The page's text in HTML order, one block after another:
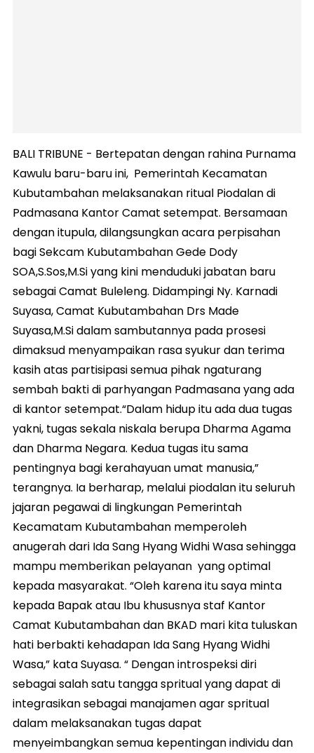
BALI TRIBUNE - Bertepatan dengan rahina Purnama
Kawulu baru-baru ini, Pemerintah Kecamatan
Kubutambahan melaksanakan ritual Piodalan di
Padmasana Kantor Camat setempat. Bersamaan
dengan itupula, dilangsungkan acara perpisahan
bagi Sekcam Kubutambahan Gede Dody
SOA,S.Sos,M.Si yang kini menduduki jabatan baru
sebagai Camat Buleleng. Didampingi Ny. Karnadi
Suyasa, Camat Kubutambahan Drs Made
Suyasa,M.Si dalam sambutannya pada prosesi
dimaksud menyampaikan rasa syukur dan terima
kasih atas partisipasi semua pihak ngaturang
sembah bakti di parhyangan Padmasana yang ada
di kantor setempat.“Dalam hidup itu ada dua tugas
yakni, tugas sekala niskala berupa Dharma Agama
dan Dharma Negara. Kedua tugas itu sama
pentingnya bagi kerahayuan umat manusia,”
terangnya. Ia berharap, melalui piodalan itu seluruh
jajaran pegawai di lingkungan Pemerintah
Kecamatam Kubutambahan memperoleh
anugerah dari Ida Sang Hyang Widhi Wasa sehingga
mampu memberikan pelayanan yang optimal
kepada masyarakat. “Oleh karena itu saya minta
kepada Bapak atau Ibu khususnya staf Kantor
Camat Kubutambahan dan BKAD mari kita tuluskan
hati berbakti kehadapan Ida Sang Hyang Widhi
Wasa,” kata Suyasa. “ Dengan introspeksi diri
sebagai salah satu tangga spritual yang dapat di
integrasikan sebagai manajamen agar spritual
dalam melaksanakan tugas dapat
menyeimbangkan semua kepentingan individu dan